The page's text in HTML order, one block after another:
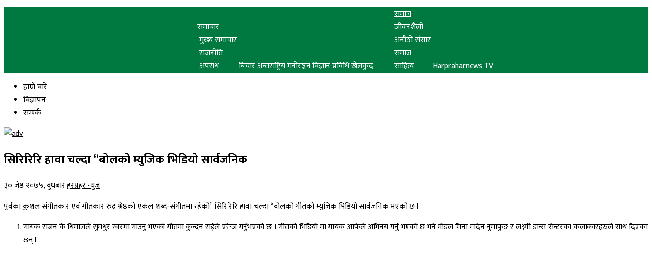
समाचार
मुख्य समाचार
राजनीति
अपराध
बिचारअन्तराष्ट्रियमनोरञ्जनबिज्ञान प्रविधिखेलकुद
समाज
जीवनशैली
अनौठो संसार
समाज
साहित्य
Harpraharnews TV
हाम्रो बारे
बिज्ञापन
सम्पर्क
सिरिरिरि हावा चल्दा “बोलको म्युजिक भिडियो सार्वजनिक
३० जेष्ठ २०७५, बुधबारहरप्रहर न्युज
पुर्वका कुशल संगीतकार एवं गीतकार रुद्र श्रेष्ठको एकल शब्द-संगीतमा रहेको” सिरिरिरि हावा चल्दा “बोलको गीतको म्युजिक भिडियो सार्वजनिक भएको छ l
गायक राजन के धिमालले सुमधुर स्वरमा गाउनु भएको गीतमा कुन्दन राईले एरेन्ज गर्नुभएको छ । गीतको भिडियो मा गायक आफैले अभिनय गर्नु भएको छ भने मोडल मिना मादेन नुमाफुङ र लक्ष्मी डान्स सेन्टरका कलाकारहरुले साथ दिएका
छन् l